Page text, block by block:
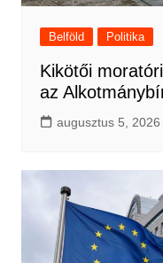
Belföld Politika
Kikötői
az
augusztus 5, 2026